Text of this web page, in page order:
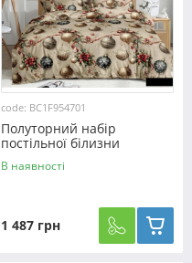
code: BC1F954701
Полуторний набір
постільної білизни
150*220 з Фланелі
№954701 Черешенька™
В наявності
1 487 грн